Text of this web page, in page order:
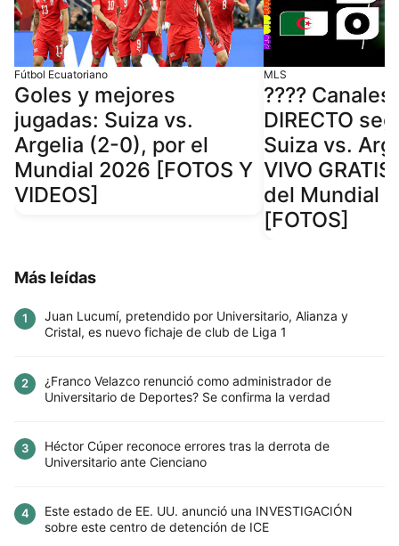
Fútbol Ecuatoriano
Goles y mejores
jugadas: Suiza vs.
Argelia (2-0), por el
Mundial 2026 [FOTOS Y
VIDEOS]
MLS
???? Canales
DIRECTO
Suiza vs.
VIVO
del Mundial
[FOTOS]
Más leídas
1
Juan Lucumí, pretendido por Universitario, Alianza y
Cristal, es nuevo fichaje de club de Liga 1
2
¿Franco Velazco renunció como administrador de
Universitario de Deportes? Se confirma la verdad
3
Héctor Cúper reconoce errores tras la derrota de
Universitario ante Cienciano
4
Este estado de EE. UU. anunció una INVESTIGACIÓN
sobre este centro de detención de ICE